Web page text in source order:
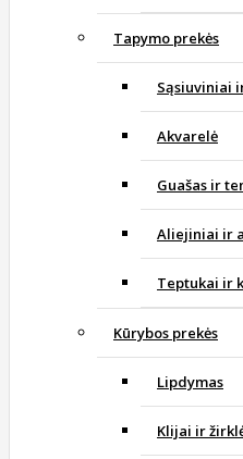
Tapymo prekės
Sąsiuviniai
Akvarelė
Guašas ir
Aliejiniai ir
Teptukai ir
Kūrybos prekės
Lipdymas
Klijai ir